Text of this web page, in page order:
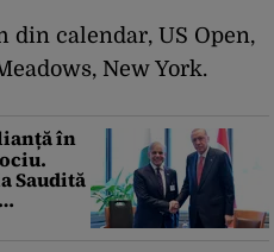
calendar, US Open,
New York.
în
Saudită
un